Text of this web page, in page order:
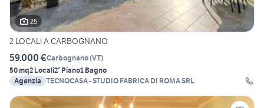
25
2 LOCALI A CARBOGNANO
59.000 €Carbognano(VT)
50 mq2 Locali2° Piano1 Bagno
Agenzia TECNOCASA - STUDIO FABRICA DI ROMA SRL